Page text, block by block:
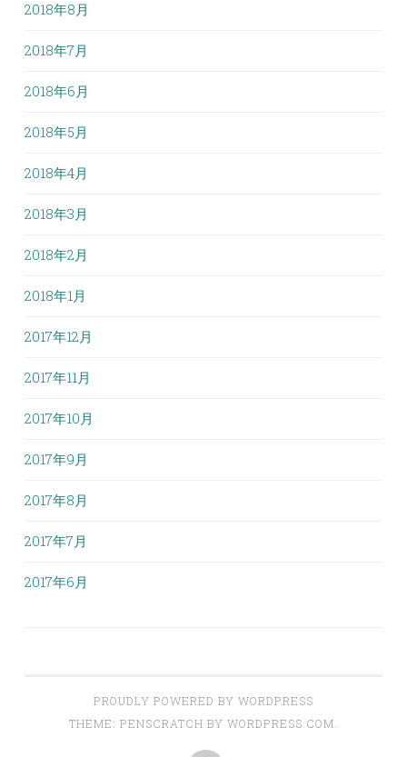
2018年8月
2018年7月
2018年6月
2018年5月
2018年4月
2018年3月
2018年2月
2018年1月
2017年12月
2017年11月
2017年10月
2017年9月
2017年8月
2017年7月
2017年6月
PROUDLY POWERED BY WORDPRESS
THEME: PENSCRATCH BY WORDPRESS.COM